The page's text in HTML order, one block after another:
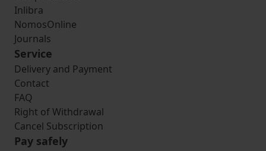
Inlibra
NomosOnline
Journals
Service
Delivery and Payment
Contact
FAQ
Right of Withdrawal
Cancel Subscription
Pay safely